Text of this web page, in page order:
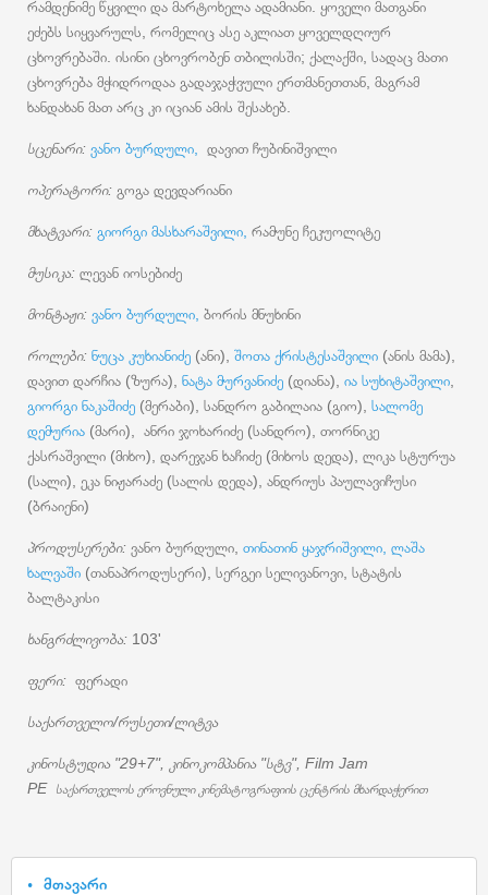
რამდენიმე წყვილი და მარტოხელა ადამიანი. ყოველი მათგანი
ეძებს სიყვარულს, რომელიც ასე აკლიათ ყოველდღიურ
ცხოვრებაში. ისინი ცხოვრობენ თბილისში; ქალაქში, სადაც მათი
ცხოვრება მჭიდროდაა გადაჯაჭვული ერთმანეთთან, მაგრამ
ხანდახან მათ არც კი იციან ამის შესახებ.
სცენარი: ვანო ბურდული, დავით ჩუბინიშვილი
ოპერატორი: გოგა დევდარიანი
მხატვარი: გიორგი მასხარაშვილი, რამუნე ჩეკუოლიტე
მუსიკა: ლევან იოსებიძე
მონტაჟი: ვანო ბურდული, ბორის მნუხინი
როლები: ნუცა კუხიანიძე (ანი), შოთა ქრისტესაშვილი (ანის მამა),
დავით დარჩია (ზურა), ნატა მურვანიძე (დიანა), ია სუხიტაშვილი
გიორგი ნაკაშიძე (მერაბი), სანდრო გაბილაია (გიო), სალომე
დემურია (მარი), ანრი ჯოხარიძე (სანდრო), თორნიკე
ქასრაშვილი (მიხო), დარეჯან ხაჩიძე (მიხოს დედა), ლიკა სტურუა
(სალი), ეკა ნიჟარაძე (სალის დედა), ანდრიუს პაულავიჩუსი
(ბრაიენი)
პროდუსერები: ვანო ბურდული, თინათინ ყაჯრიშვილი, ლაშა
ხალვაში (თანაპროდუსერი), სერგეი სელივანოვი, სტატის
ბალტაკისი
ხანგრძლივობა: 103'
ფერი: ფერადი
საქართველო/რუსეთი/ლიტვა
კინოსტუდია "29+7", კინოკომპანია "სტვ", Film Jam
PE საქართველოს ეროვნული კინემატოგრაფიის ცენტრის მხარდაჭერით
მთავარი